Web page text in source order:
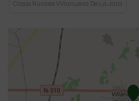
Casas Rurales Villanueva De La Jara